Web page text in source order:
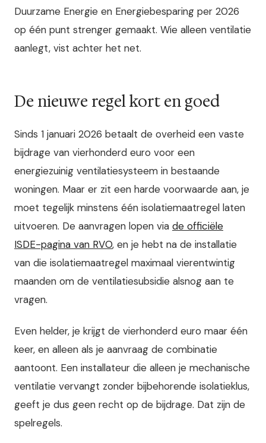
Duurzame Energie en Energiebesparing per 2026
op één punt strenger gemaakt. Wie alleen ventilatie
aanlegt, vist achter het net.
De nieuwe regel kort en goed
Sinds 1 januari 2026 betaalt de overheid een vaste
bijdrage van vierhonderd euro voor een
energiezuinig ventilatiesysteem in bestaande
woningen. Maar er zit een harde voorwaarde aan, je
moet tegelijk minstens één isolatiemaatregel laten
uitvoeren. De aanvragen lopen via de officiële
ISDE-pagina van RVO, en je hebt na de installatie
van die isolatiemaatregel maximaal vierentwintig
maanden om de ventilatiesubsidie alsnog aan te
vragen.
Even helder, je krijgt de vierhonderd euro maar één
keer, en alleen als je aanvraag de combinatie
aantoont. Een installateur die alleen je mechanische
ventilatie vervangt zonder bijbehorende isolatieklus,
geeft je dus geen recht op de bijdrage. Dat zijn de
spelregels.